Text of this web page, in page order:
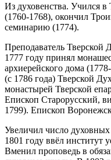
Из духовенства. Учился
(1760-1768), окончил
семинарию (1774).
Преподаватель Тверской
1777 году принял
архиерейского дома
(с 1786 года) Тверской
монастырей Тверской
Епископ Старорусский,
1799). Епископ
Увеличил число
1801 году ввёл институт
Вменил проповедь в